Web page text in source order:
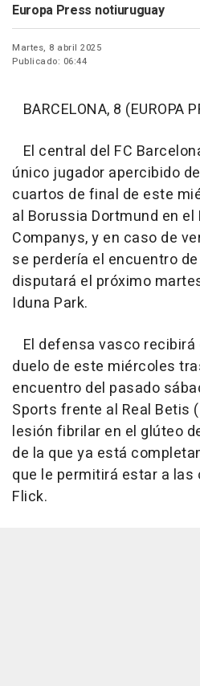
Europa Press notiuruguay
Martes, 8 abril 2025
Publicado: 06:44
BARCELONA, 8 (EUROPA
El central del FC
único jugador apercibido
cuartos de final de este
al Borussia Dortmund en
Companys, y en caso de
se perdería el encuentro
disputará el próximo
Iduna Park.
El defensa vasco
duelo de este miércoles
encuentro del pasado
Sports frente al Real Betis
lesión fibrilar en el glúteo
de la que ya está
que le permitirá estar a las
Flick.